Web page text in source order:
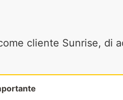
cliente Sunrise, di